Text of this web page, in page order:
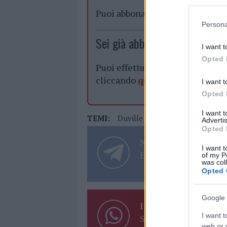
I want
Opted
I want
Opted
I want
Opted
I want
of my
was
Opted
Google
I want
Puoi abbonarti a
Sei già abbonato?
Puoi effettuare l'accesso
cliccando qui
TEMI: Duville Olbia Festa Di San
Notizie in tempo
Entra nel canale
Inviaci le tue
Su WhatsApp al